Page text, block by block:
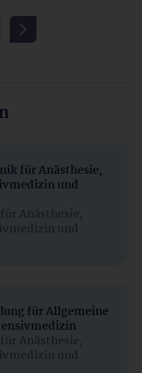
für Anästhesie,
und
Anästhesie,
und
für Allgemeine
Anästhesie,
und